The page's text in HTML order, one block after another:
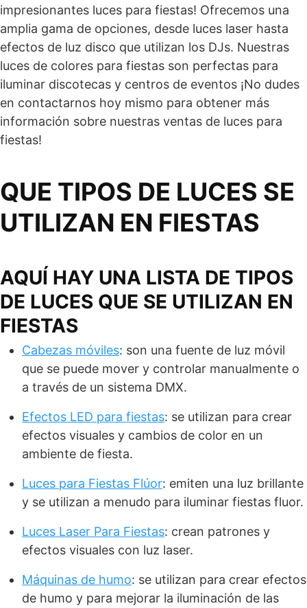
impresionantes luces para fiestas! Ofrecemos una
amplia gama de opciones, desde luces laser hasta
efectos de luz disco que utilizan los DJs. Nuestras
luces de colores para fiestas son perfectas para
iluminar discotecas y centros de eventos ¡No dudes
en contactarnos hoy mismo para obtener más
información sobre nuestras ventas de luces para
fiestas!
QUE TIPOS DE LUCES SE
UTILIZAN EN FIESTAS
AQUÍ HAY UNA LISTA DE TIPOS
DE LUCES QUE SE UTILIZAN EN
FIESTAS
Cabezas móviles: son una fuente de luz móvil
que se puede mover y controlar manualmente o
a través de un sistema DMX.
Efectos LED para fiestas: se utilizan para crear
efectos visuales y cambios de color en un
ambiente de fiesta.
Luces para Fiestas Flúor: emiten una luz brillante
y se utilizan a menudo para iluminar fiestas fluor.
Luces Laser Para Fiestas: crean patrones y
efectos visuales con luz laser.
Máquinas de humo: se utilizan para crear efectos
de humo y para mejorar la iluminación de las